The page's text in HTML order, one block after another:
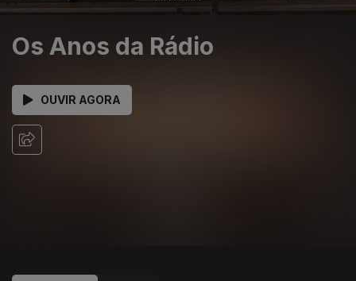
Os Anos da Rádio
OUVIR AGORA